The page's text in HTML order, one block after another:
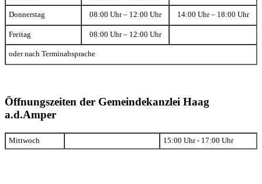
Donnerstag 08:00 Uhr – 12:00 Uhr 14:00 Uhr – 18:00 Uhr
Freitag 08:00 Uhr – 12:00 Uhr
oder nach Terminabsprache
Öffnungszeiten der Gemeindekanzlei Haag
a.d.Amper
Mittwoch 15:00 Uhr - 17:00 Uhr